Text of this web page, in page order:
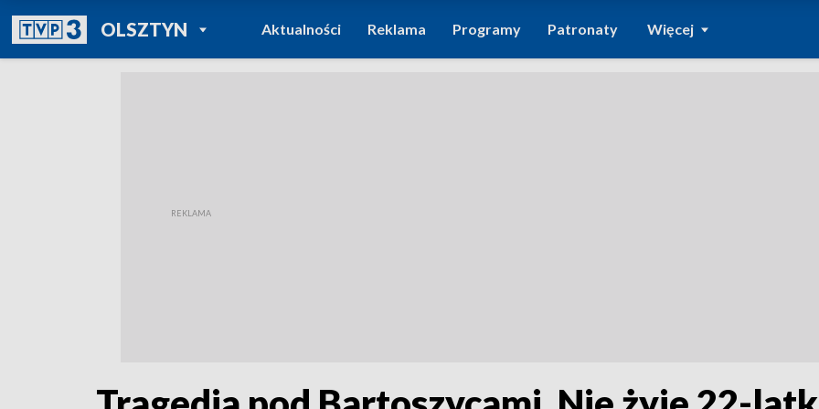
OLSZTYNPOWRÓT DO
TVP REGIONY
Aktualności Reklama Programy Patronaty Więcej